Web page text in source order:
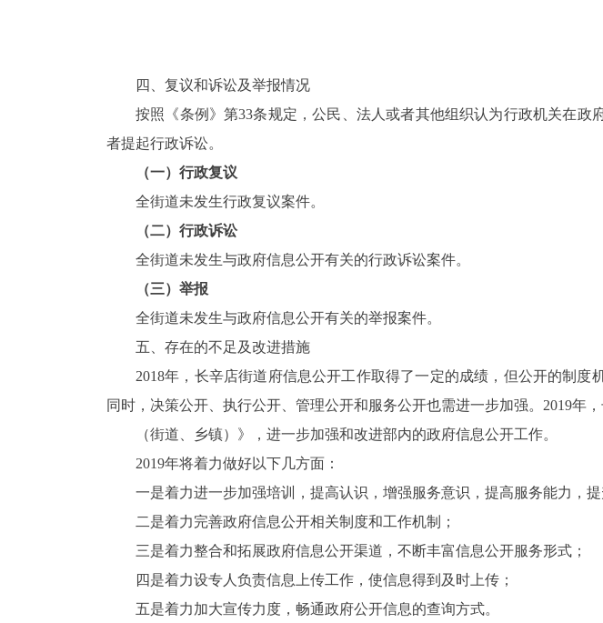
四、复议和诉讼及举报情况
按照《条例》第33条规定，公民、法人或者其他组织认为行政机关在
者提起行政诉讼。
（一）行政复议
全街道未发生行政复议案件。
（二）行政诉讼
全街道未发生与政府信息公开有关的行政诉讼案件。
（三）举报
全街道未发生与政府信息公开有关的举报案件。
五、存在的不足及改进措施
2018年，长辛店街道府信息公开工作取得了一定的成绩，但公开的制
同时，决策公开、执行公开、管理公开和服务公开也需进一步加强。2019年
（街道、乡镇）》，进一步加强和改进部内的政府信息公开工作。
2019年将着力做好以下几方面：
一是着力进一步加强培训，提高认识，增强服务意识，提高服务能力，提
二是着力完善政府信息公开相关制度和工作机制；
三是着力整合和拓展政府信息公开渠道，不断丰富信息公开服务形式；
四是着力设专人负责信息上传工作，使信息得到及时上传；
五是着力加大宣传力度，畅通政府公开信息的查询方式。